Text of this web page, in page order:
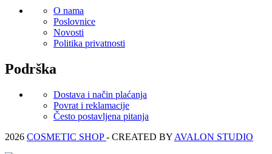
O nama
Poslovnice
Novosti
Politika privatnosti
Podrška
Dostava i način plaćanja
Povrat i reklamacije
Često postavljena pitanja
2026 COSMETIC SHOP- CREATED BY AVALON STUDIO